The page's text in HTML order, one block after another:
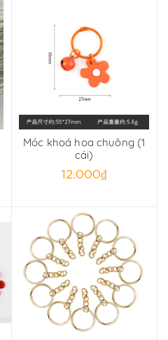
Móc khoá hoa chuông (1
cái)
12.000₫